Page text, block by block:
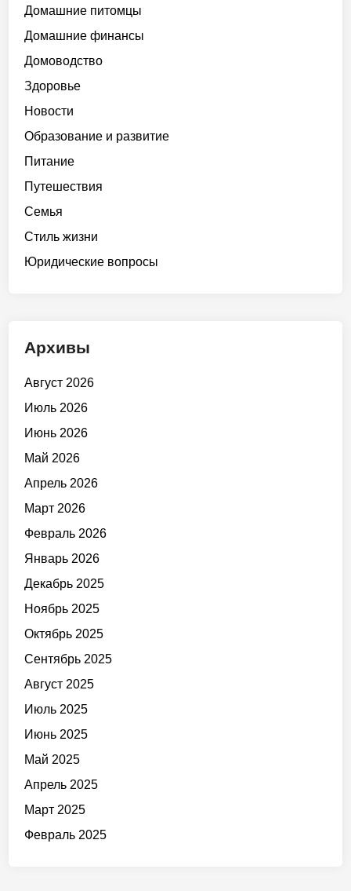
Домашние питомцы
Домашние финансы
Домоводство
Здоровье
Новости
Образование и развитие
Питание
Путешествия
Семья
Стиль жизни
Юридические вопросы
Архивы
Август 2026
Июль 2026
Июнь 2026
Май 2026
Апрель 2026
Март 2026
Февраль 2026
Январь 2026
Декабрь 2025
Ноябрь 2025
Октябрь 2025
Сентябрь 2025
Август 2025
Июль 2025
Июнь 2025
Май 2025
Апрель 2025
Март 2025
Февраль 2025